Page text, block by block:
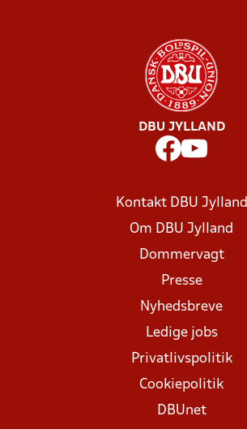
DBU JYLLAND
Kontakt DBU Jylland
Om DBU Jylland
Dommervagt
Presse
Nyhedsbreve
Ledige jobs
Privatlivspolitik
Cookiepolitik
DBUnet